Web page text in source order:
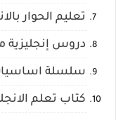
تعليم الحوار
دروس إنجليزية
سلسلة اساسيات
كتاب تعلم